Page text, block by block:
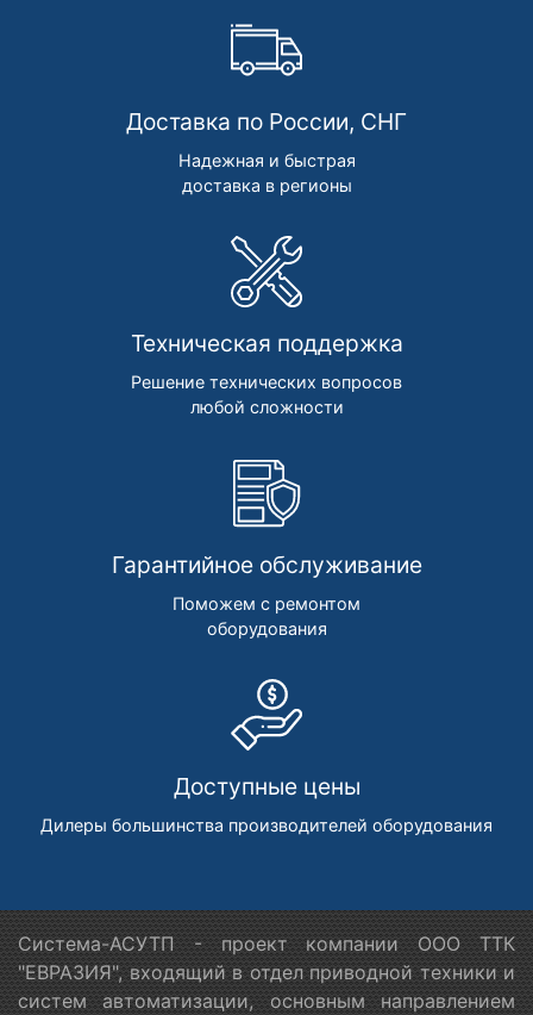
Доставка по России, СНГ
Надежная и быстрая
доставка в регионы
Техническая поддержка
Решение технических вопросов
любой сложности
Гарантийное обслуживание
Поможем с ремонтом
оборудования
Доступные цены
Дилеры большинства производителей оборудования
Система-АСУТП - проект компании ООО ТТК
"ЕВРАЗИЯ", входящий в отдел приводной техники и
систем автоматизации, основным направлением